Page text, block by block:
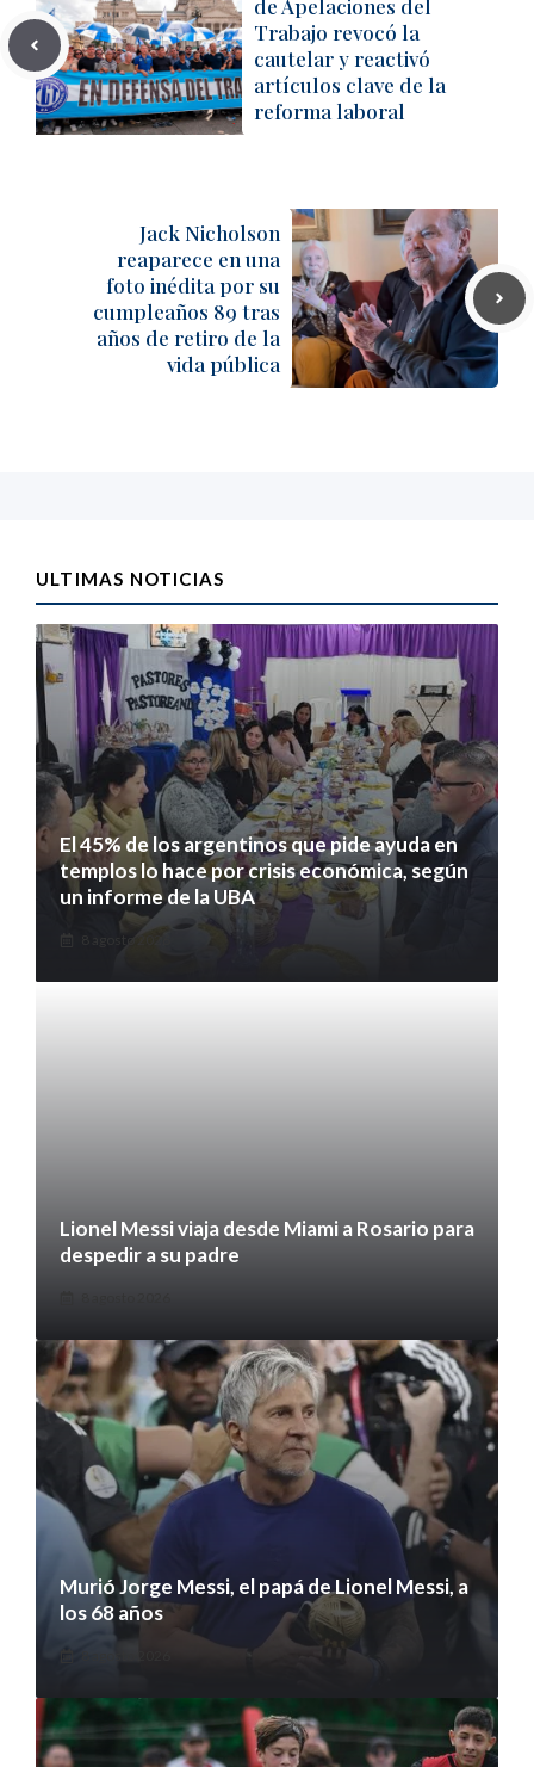
de Apelaciones del
Trabajo revocó la
cautelar y reactivó
artículos clave de la
reforma laboral
Jack Nicholson
reaparece en una
foto inédita por su
cumpleaños 89 tras
años de retiro de la
vida pública
ULTIMAS NOTICIAS
El 45% de los argentinos que pide ayuda en
templos lo hace por crisis económica, según
un informe de la UBA
8 agosto 2026
Lionel Messi viaja desde Miami a Rosario para
despedir a su padre
Murió Jorge Messi, el papá de Lionel Messi, a
los 68 años